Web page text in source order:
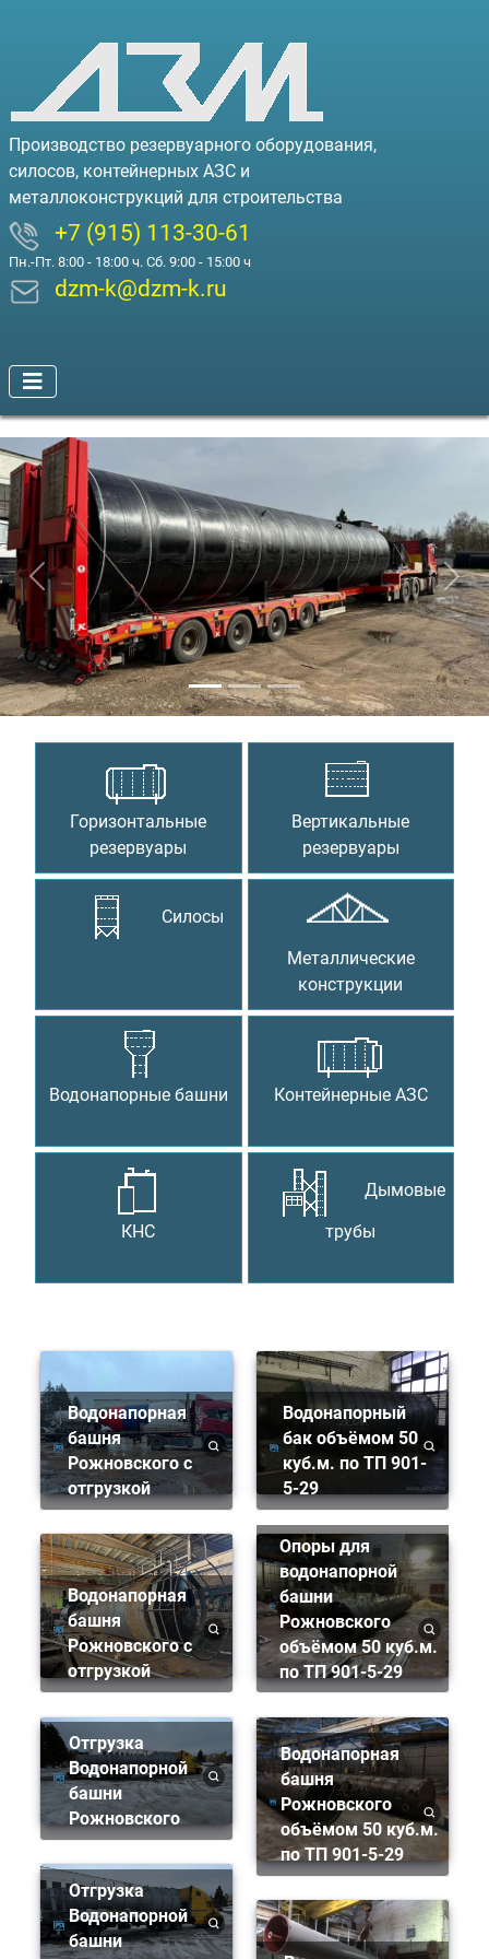
Производство резервуарного оборудования,
силосов, контейнерных АЗС и
металлоконструкций для строительства
+7 (915) 113-30-61
Пн.-Пт. 8:00 - 18:00 ч. Сб. 9:00 - 15:00 ч
dzm-k@dzm-k.ru
Предыдущий
Горизонтальные
резервуары
Вертикальные
резервуары
Силосы
Металлические
конструкции
Водонапорные башни Контейнерные АЗС
КНС
Дымовые
трубы
Водонапорная
башня
Рожновского с
отгрузкой
Водонапорная
башня
Рожновского с
отгрузкой
Отгрузка
Водонапорной
башни
Рожновского
Отгрузка
Водонапорной
башни
Водонапорный
бак объёмом 50
куб.м. по ТП 901-
5-29
Опоры для
водонапорной
башни
Рожновского
объёмом 50 куб.м.
по ТП 901-5-29
Водонапорная
башня
Рожновского
объёмом 50 куб.м.
по ТП 901-5-29